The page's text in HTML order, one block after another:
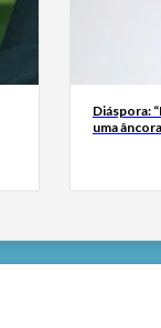
Diáspora:
uma